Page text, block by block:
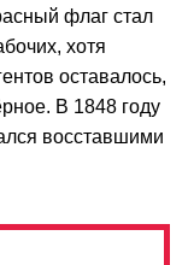
флаг стал
хотя
оставалось,
В 1848 году
восставшими